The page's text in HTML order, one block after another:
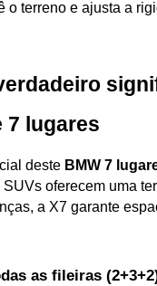
o terreno e ajusta a
7 lugares
deste BMW 7
oferecem uma
a X7 garante
as fileiras